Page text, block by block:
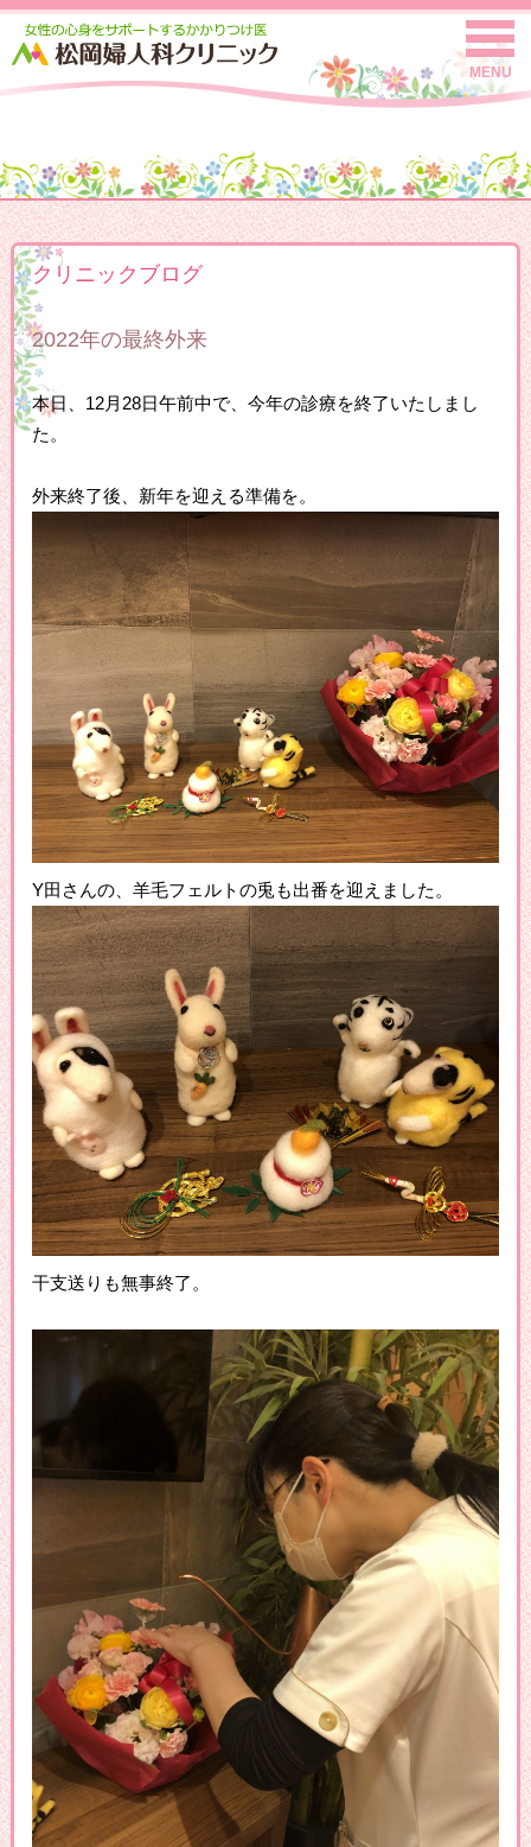
MENU
クリニックブログ
2022年の最終外来
本日、12月28日午前中で、今年の診療を終了いたしまし
た。
外来終了後、新年を迎える準備を。
Y田さんの、羊毛フェルトの兎も出番を迎えました。
干支送りも無事終了。